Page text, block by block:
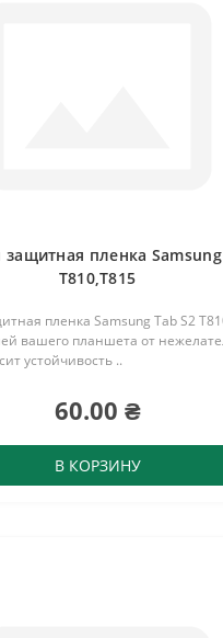
защитная пленка
T810,T815
пленка Samsung Tab S2
вашего планшета от
устойчивость ..
60.00 ₴
В КОРЗИНУ